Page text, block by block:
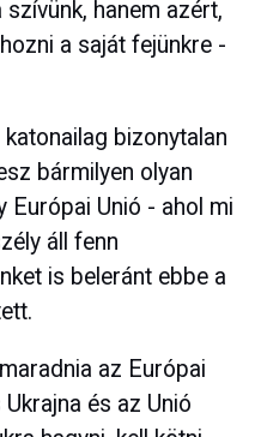
hanem azért,
a saját fejünkre -
bizonytalan
bármilyen olyan
Európai Unió - ahol mi
áll fenn
is beleránt ebbe a
az Európai
és az Unió